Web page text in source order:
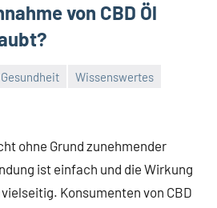
von CBD Öl
Wissenswertes
ohne Grund zunehmender
ist einfach und die Wirkung
Konsumenten von CBD